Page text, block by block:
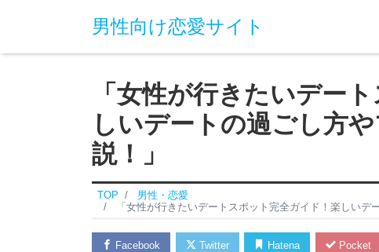
男性向け恋愛サイト
「女性が行きたいデー
しいデートの過ごし方
説！」
TOP
男性・恋愛
「女性が行きたいデートスポット完全ガイド！楽しいデ
Facebook Twitter Hatena Pocket